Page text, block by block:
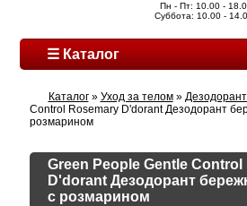
Пн - Пт: 10.00 -
Суббота: 10.00 -
☰ Каталог
Каталог» Уход за телом»
Control Rosemary D'dorant Дезодорант
розмарином
Green People Gentle Control
D'dorant Дезодорант
с розмарином